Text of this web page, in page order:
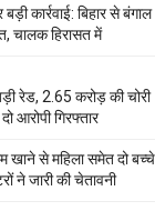
कार्रवाई: बिहार से बंगाल
चालक हिरासत में
रेड, 2.65 करोड़ की चोरी
आरोपी गिरफ्तार
खाने से महिला समेत दो बच्चे
ने जारी की चेतावनी